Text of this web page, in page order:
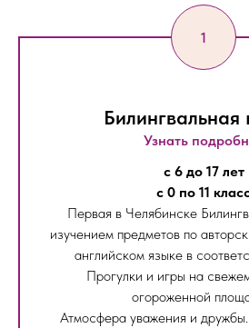
Узнать
с 6 до 17 лет
с 0 по 11
Первая в Челябинске
изучением предметов по
английском языке в
Прогулки и игры на
огороженной
Атмосфера уважения и